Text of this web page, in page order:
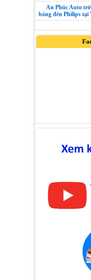
An Phúc Auto
bóng đèn Philips tại